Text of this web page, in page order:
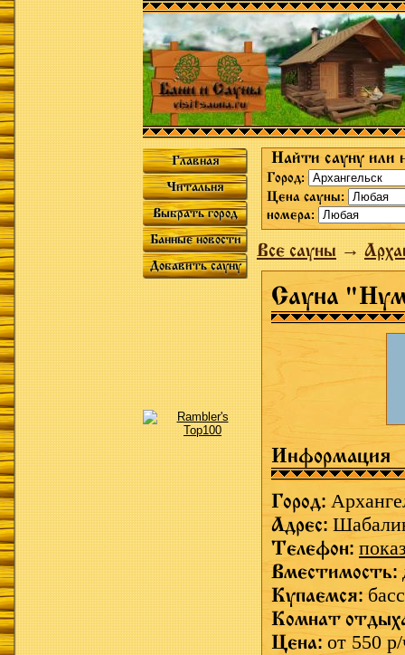
Главная
Читальня
Выбрать город
Банные новости
Добавить сауну
Найти сауну или
Город:
Цена сауны:
номера:
Все сауны→
Сауна
Информация
Город:
Адрес:
Телефон:
Вместимость:
Купаемся:
Комнат
Цена: от 550